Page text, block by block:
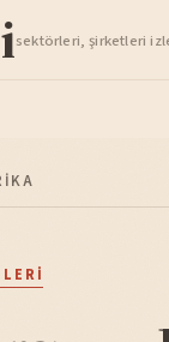
sektörleri, şirketleri